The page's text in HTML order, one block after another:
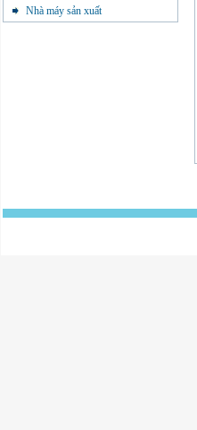
Nhà máy sản xuất